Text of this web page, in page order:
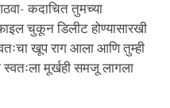
कदाचित तुमच्या
चुकून डिलीट होण्यासारखी
खूप राग आला आणि तुम्ही
मूर्खही समजू लागला